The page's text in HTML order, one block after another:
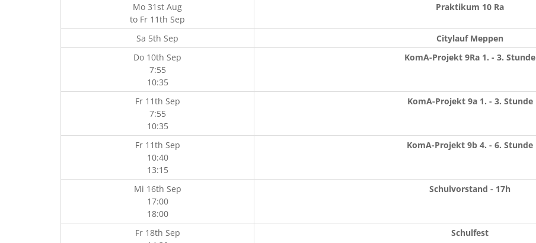
Mo 31st Aug
to Fr 11th Sep
Praktikum 10 Ra
Sa 5th Sep
Citylauf Meppen
Do 10th Sep
7:55
10:35
KomA-Projekt 9Ra 1. - 3. Stunde
Fr 11th Sep
7:55
10:35
KomA-Projekt 9a 1. - 3. Stunde
Fr 11th Sep
10:40
13:15
KomA-Projekt 9b 4. - 6. Stunde
Mi 16th Sep
17:00
18:00
Schulvorstand - 17h
Fr 18th Sep
Schulfest